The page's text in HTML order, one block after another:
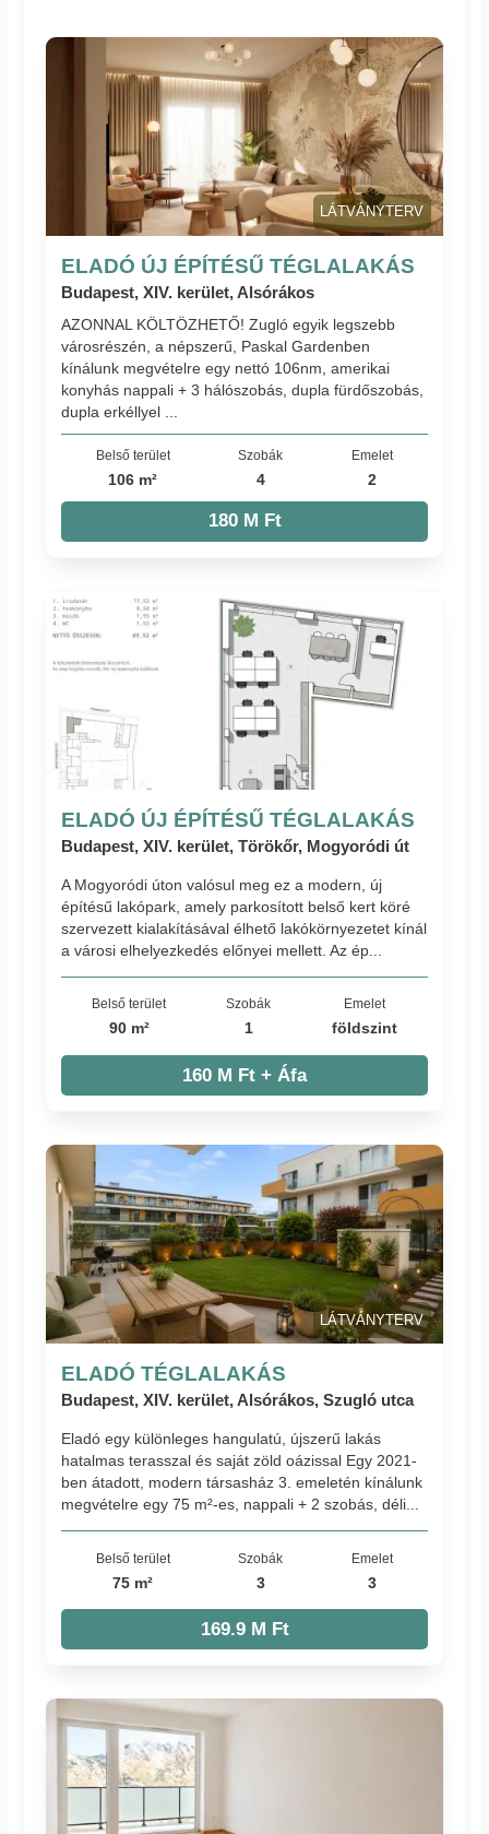
LÁTVÁNYTERV
ELADÓ ÚJ ÉPÍTÉSŰ TÉGLALAKÁS
Budapest, XIV. kerület, Alsórákos
AZONNAL KÖLTÖZHETŐ! Zugló egyik legszebb
városrészén, a népszerű, Paskal Gardenben
kínálunk megvételre egy nettó 106nm, amerikai
konyhás nappali + 3 hálószobás, dupla fürdőszobás,
dupla erkéllyel ...
Belső terület
106 m²
Szobák
4
Emelet
2
180 M Ft
ELADÓ ÚJ ÉPÍTÉSŰ TÉGLALAKÁS
Budapest, XIV. kerület, Törökőr, Mogyoródi út
A Mogyoródi úton valósul meg ez a modern, új
építésű lakópark, amely parkosított belső kert köré
szervezett kialakításával élhető lakókörnyezetet kínál
a városi elhelyezkedés előnyei mellett. Az ép...
Belső terület
90 m²
Szobák
1
Emelet
földszint
160 M Ft + Áfa
LÁTVÁNYTERV
ELADÓ TÉGLALAKÁS
Budapest, XIV. kerület, Alsórákos, Szugló utca
Eladó egy különleges hangulatú, újszerű lakás
hatalmas terasszal és saját zöld oázissal Egy 2021-
ben átadott, modern társasház 3. emeletén kínálunk
megvételre egy 75 m²-es, nappali + 2 szobás, déli...
Belső terület
75 m²
Szobák
3
Emelet
3
169.9 M Ft